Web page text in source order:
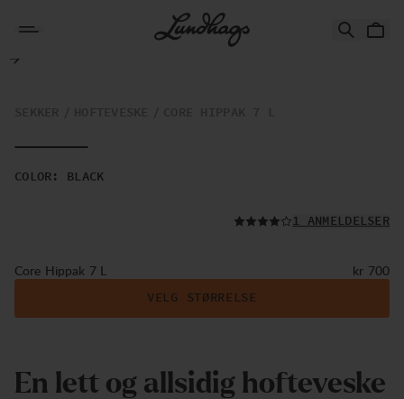
Core Hippak 7 L
COLOR : BLACK
LES ALLE
1 ANMELDELSER
Core Hippak 7 L Pris:
kr 700
VELG STØRRELSE
En lett og allsidig hofteveske